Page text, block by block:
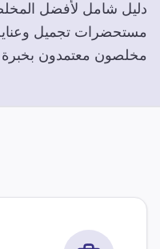
دليل شامل لأفضل
مستحضرات تجميل
مخلصون معتمدون بخبرة